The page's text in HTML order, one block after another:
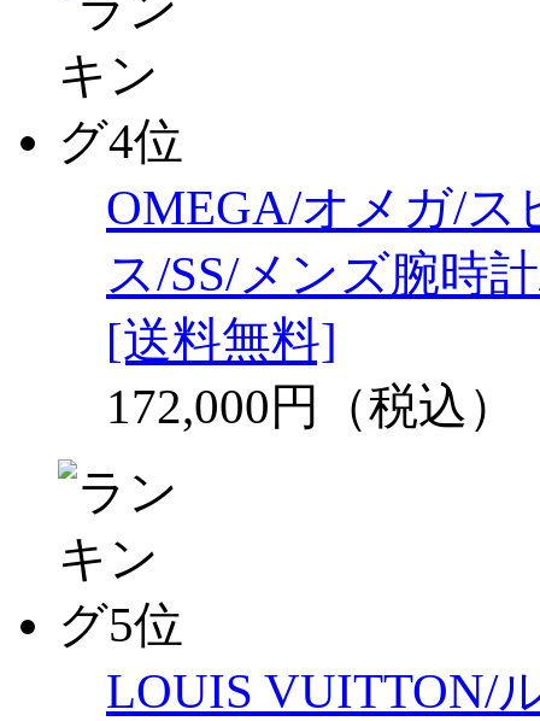
OMEGA/オメガ/ス
ス/SS/メンズ腕時
[送料無料]
172,000円（税込）
LOUIS VUITTON/